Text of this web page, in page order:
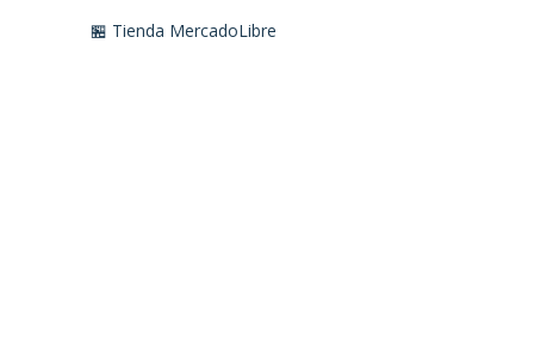
🏪 Tienda MercadoLibre